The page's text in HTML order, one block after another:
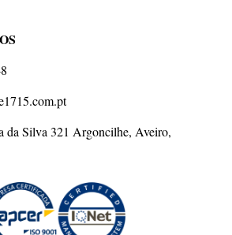
da Silva 321 Argoncilhe, Aveiro,